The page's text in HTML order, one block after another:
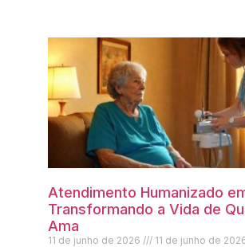
Atendimento Humanizado
Transformando a Vida de
Ama
11 de junho de 2026 11 de junho de